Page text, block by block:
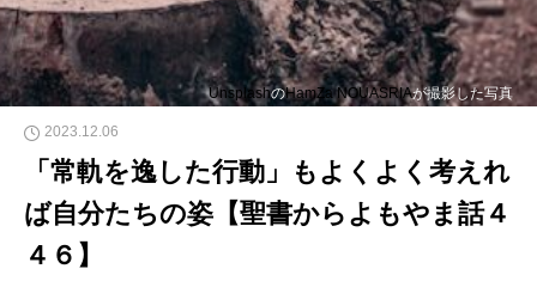
UnsplashのHamZa NOUASRIAが撮影した写真
2023.12.06
「常軌を逸した行動」もよくよく考えれ
ば自分たちの姿【聖書からよもやま話４
４６】